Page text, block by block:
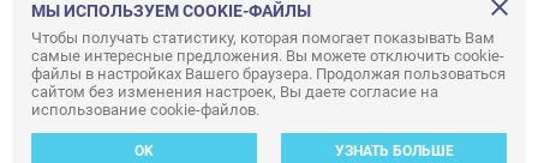
Правила посещения ТРЦ «Акварель»
ООО «АКВАРЕЛЬ»
© ООО «Акварель» 2010–2026. All right reserved.
Дизайн концепция сайта —
Адаптивный дизайн и программирование —34 ВЕБ
МЫ ИСПОЛЬЗУЕМ COOKIE-ФАЙЛЫ
Чтобы получать статистику, которая помогает показывать Вам
самые интересные предложения. Вы можете отключить cookie-
файлы в настройках Вашего браузера. Продолжая пользоваться
сайтом без изменения настроек, Вы даете согласие на
использование cookie-файлов.
OK УЗНАТЬ БОЛЬШЕ